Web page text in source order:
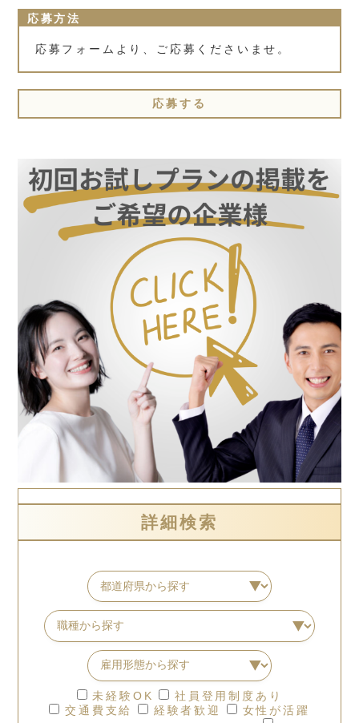
詳細検索
未経験OK
社員登用制度あり
交通費支給
経験者歓迎 女性が活躍
応募方法
応募フォームより、ご応募くださいませ。
応募する